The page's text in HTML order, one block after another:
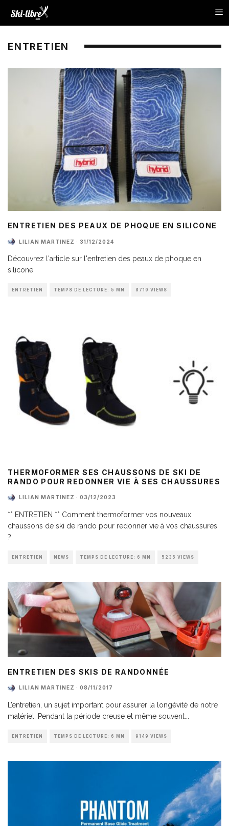
ENTRETIEN
ENTRETIEN DES PEAUX DE PHOQUE EN SILICONE
LILIAN MARTINEZ · 31/12/2024
Découvrez l'article sur l'entretien des peaux de phoque en
silicone.
ENTRETIEN TEMPS DE LECTURE: 5 MN 8719 VIEWS
THERMOFORMER SES CHAUSSONS DE SKI DE
RANDO POUR REDONNER VIE À SES CHAUSSURES
LILIAN MARTINEZ · 03/12/2023
** ENTRETIEN ** Comment thermoformer vos nouveaux
chaussons de ski de rando pour redonner vie à vos chaussures
?
ENTRETIEN NEWS TEMPS DE LECTURE: 6 MN 5235 VIEWS
ENTRETIEN DES SKIS DE RANDONNÉE
LILIAN MARTINEZ · 08/11/2017
L’entretien, un sujet important pour assurer la longévité de notre
matériel. Pendant la période creuse et même souvent
ENTRETIEN TEMPS DE LECTURE: 6 MN 9149 VIEWS